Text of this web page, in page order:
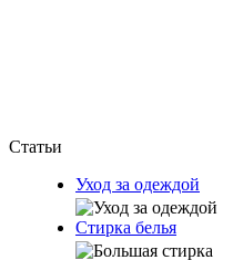
Статьи
Уход за одеждой
Стирка белья